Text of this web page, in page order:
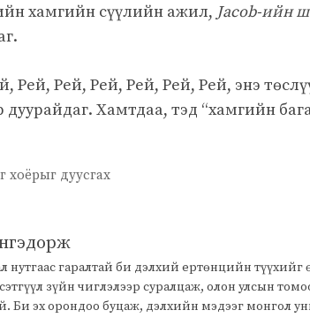
хамгийн сүүлийн ажил, Jacob-ийн
Рей, Рей, Рей, Рей, Рей, Рей, энэ
Хамтдаа, тэд “хамгийн
дуусгах
гаралтай би дэлхий ертөнцийн түүхийг
зүйн чиглэлээр суралцаж, олон улсын
Би эх орондоо буцаж, дэлхийн мэдээг монгол